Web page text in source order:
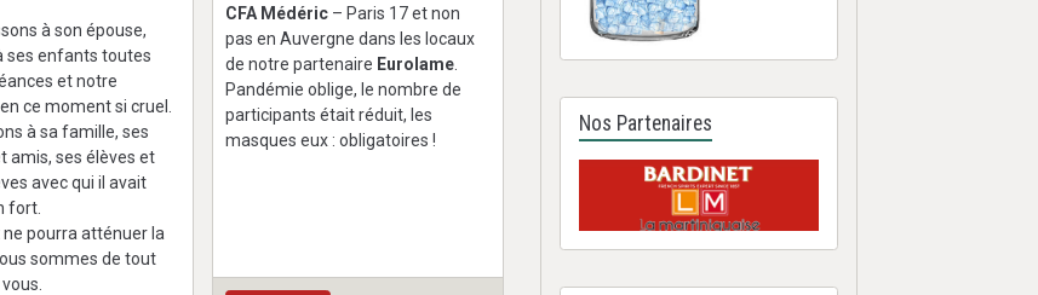
à son épouse,
ses enfants toutes
et notre
ce moment si cruel.
à sa famille, ses
amis, ses élèves et
avec qui il avait
fort.
pourra atténuer la
sommes de tout
CFA Médéric – Paris 17 et non
pas en Auvergne dans les locaux
de notre partenaire Eurolame
Pandémie oblige, le nombre de
participants était réduit, les
masques eux : obligatoires !
Nos Partenaires